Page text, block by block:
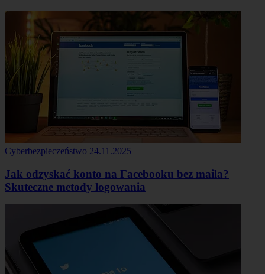
Cyberbezpieczeństwo 24.11.2025
Jak odzyskać konto na Facebooku bez maila?
Skuteczne metody logowania